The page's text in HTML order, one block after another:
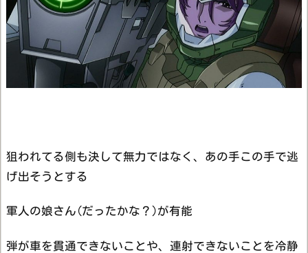
狙われてる側も決して無力ではなく、あの手この手で逃
げ出そうとする
軍人の娘さん(だったかな？)が有能
弾が車を貫通できないことや、連射できないことを冷静